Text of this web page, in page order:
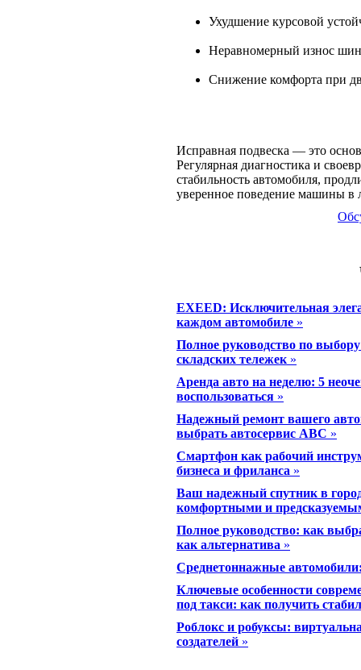
Ухудшение курсовой
Неравномерный износ
Снижение комфорта при
Исправная подвеска — это
Регулярная диагностика и
стабильность автомобиля,
уверенное поведение машины
EXEED: Исключительная
каждом автомобиле »
Полное руководство по
складских тележек »
Аренда авто на неделю: 5
воспользоваться »
Надежный ремонт вашего
выбрать автосервис ABC »
Смартфон как рабочий
бизнеса и фриланса »
Ваш надежный спутник в
комфортными и
Полное руководство: как
как альтернатива »
Среднетоннажные
Ключевые особенности
под такси: как получить
Роблокс и робуксы:
создателей »